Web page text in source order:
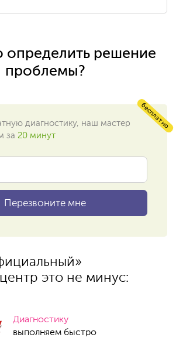
определить решение
проблемы?
бесплатно
диагностику, наш мастер
за 20 минут
это не минус:
Диагностику
выполняем быстро